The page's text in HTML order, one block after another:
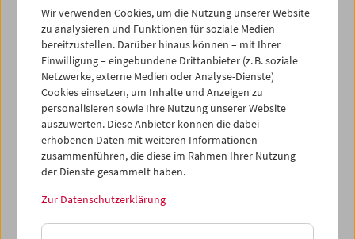
05
06 07 08 09 10 11
iCalender
Programmheft-PDF
English language or subtitles
< Vorherige Woche
Mo 15.7.
Wir verwenden Cookies, um die Nutzung unserer Website
zu analysieren und Funktionen für soziale Medien
bereitzustellen. Darüber hinaus können – mit Ihrer
Einwilligung – eingebundene Drittanbieter (z. B. soziale
Netzwerke, externe Medien oder Analyse-Dienste)
Cookies einsetzen, um Inhalte und Anzeigen zu
personalisieren sowie Ihre Nutzung unserer Website
auszuwerten. Diese Anbieter können die dabei
erhobenen Daten mit weiteren Informationen
zusammenführen, die diese im Rahmen Ihrer Nutzung
der Dienste gesammelt haben.
Zur Datenschutzerklärung